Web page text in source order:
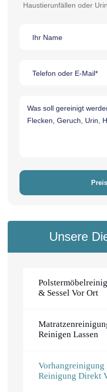
Haustierunfällen oder
Unsere
& Sessel Vor Ort
Reinigen Lassen
Reinigung Direkt